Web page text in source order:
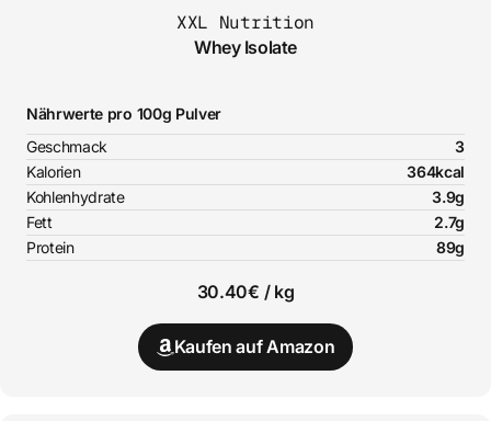
XXL Nutrition
Whey Isolate
Nährwerte pro 100g Pulver
Geschmack
3
Kalorien
364kcal
Kohlenhydrate
3.9g
Fett
2.7g
Protein
89g
30.40€ / kg
Kaufen auf Amazon